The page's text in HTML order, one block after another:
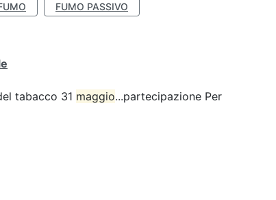
FUMO PASSIVO
tabacco 31 maggio...partecipazione Per